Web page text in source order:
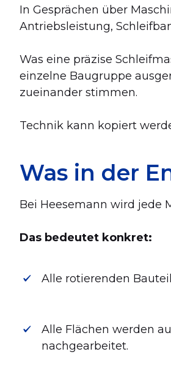
In Gesprächen über
Antriebsleistung,
Was eine präzise
einzelne Baugruppe
zueinander stimmen.
Technik kann kopiert
Was in der
Bei Heesemann wird jede
Das bedeutet konkret:
Alle rotierenden
Alle Flächen werden
nachgearbeitet.